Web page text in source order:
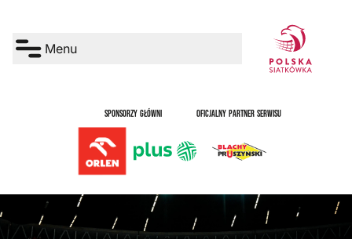
Menu
SPONSORZY GŁÓWNI OFICJALNY PARTNER SERWISU